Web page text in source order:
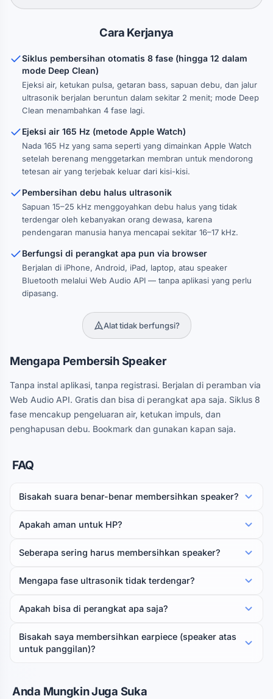
Cara Kerjanya
Siklus pembersihan otomatis 8 fase (hingga 12 dalam
mode Deep Clean)
Ejeksi air, ketukan pulsa, getaran bass, sapuan debu, dan jalur
ultrasonik berjalan beruntun dalam sekitar 2 menit; mode Deep
Clean menambahkan 4 fase lagi.
Ejeksi air 165 Hz (metode Apple Watch)
Nada 165 Hz yang sama seperti yang dimainkan Apple Watch
setelah berenang menggetarkan membran untuk mendorong
tetesan air yang terjebak keluar dari kisi-kisi.
Pembersihan debu halus ultrasonik
Sapuan 15–25 kHz menggoyahkan debu halus yang tidak
terdengar oleh kebanyakan orang dewasa, karena
pendengaran manusia hanya mencapai sekitar 16–17 kHz.
Berfungsi di perangkat apa pun via browser
Berjalan di iPhone, Android, iPad, laptop, atau speaker
Bluetooth melalui Web Audio API — tanpa aplikasi yang perlu
dipasang.
Alat tidak berfungsi?
Mengapa Pembersih Speaker
Tanpa instal aplikasi, tanpa registrasi. Berjalan di peramban via
Web Audio API. Gratis dan bisa di perangkat apa saja. Siklus 8
fase mencakup pengeluaran air, ketukan impuls, dan
penghapusan debu. Bookmark dan gunakan kapan saja.
FAQ
Bisakah suara benar-benar membersihkan speaker?
Apakah aman untuk HP?
Seberapa sering harus membersihkan speaker?
Mengapa fase ultrasonik tidak terdengar?
Apakah bisa di perangkat apa saja?
Bisakah saya membersihkan earpiece (speaker atas
untuk panggilan)?
Anda Mungkin Juga Suka